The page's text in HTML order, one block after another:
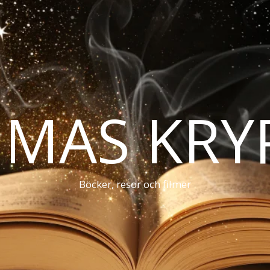
Böcker, resor och filmer